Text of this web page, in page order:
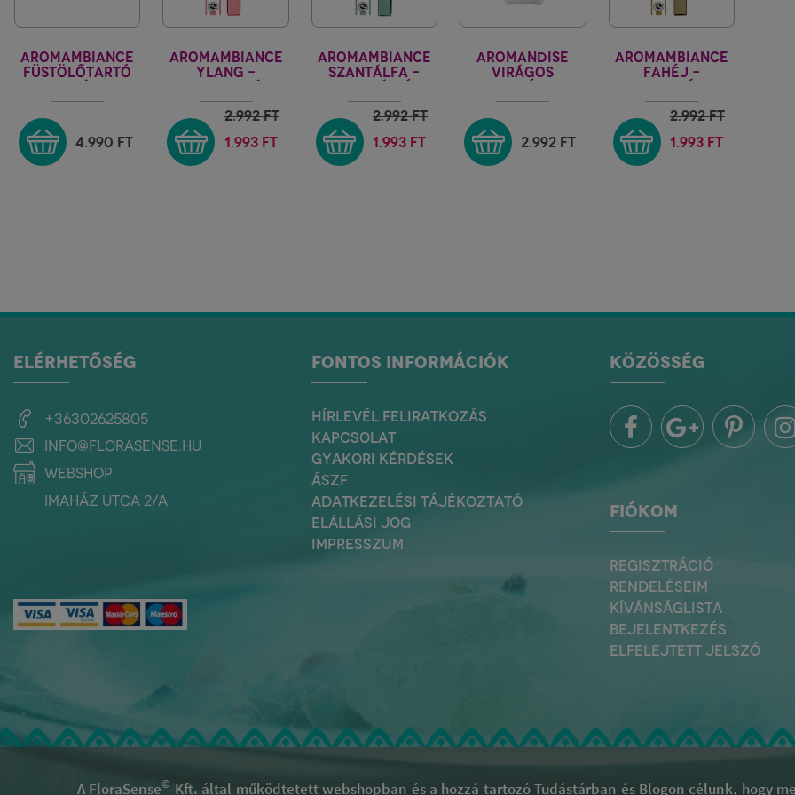
AROMAMBIANCE
FÜSTÖLŐTARTÓ
PÁLCIKÁKHOZ
4.990 FT
AROMAMBIANCE
YLANG -
2.992FT
1.993 FT
AROMAMBIANCE
SZANTÁLFA -
2.992FT
1.993 FT
AROMANDISE
VIRÁGOS
FÜSTÖLŐTARTÓ
2.992 FT
AROMAMBIANCE
FAHÉJ -
2.992FT
1.993 FT
ELÉRHETŐSÉG
+36302625805
info@florasense.hu
webshop
Imaház utca 2/a
FONTOS INFORMÁCIÓK
HÍRLEVÉL FELIRATKOZÁS
KAPCSOLAT
GYAKORI KÉRDÉSEK
ÁSZF
ADATKEZELÉSI TÁJÉKOZTATÓ
ELÁLLÁSI JOG
IMPRESSZUM
KÖZÖSSÉG
FIÓKOM
REGISZTRÁCIÓ
RENDELÉSEIM
KÍVÁNSÁGLISTA
BEJELENTKEZÉS
ELFELEJTETT JELSZÓ
A FloraSense© Kft. által működtetett webshopban és a hozzá tartozó Tudástárban és Blogon célunk, hogy